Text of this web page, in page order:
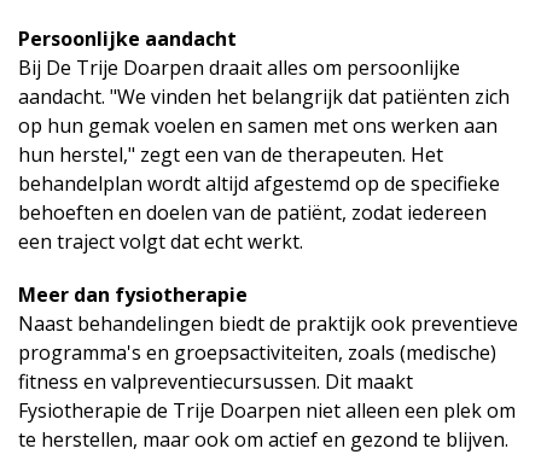
Persoonlijke aandacht
Bij De Trije Doarpen draait alles om persoonlijke
aandacht. "We vinden het belangrijk dat patiënten zich
op hun gemak voelen en samen met ons werken aan
hun herstel," zegt een van de therapeuten. Het
behandelplan wordt altijd afgestemd op de specifieke
behoeften en doelen van de patiënt, zodat iedereen
een traject volgt dat echt werkt.
Meer dan fysiotherapie
Naast behandelingen biedt de praktijk ook preventieve
programma's en groepsactiviteiten, zoals (medische)
fitness en valpreventiecursussen. Dit maakt
Fysiotherapie de Trije Doarpen niet alleen een plek om
te herstellen, maar ook om actief en gezond te blijven.